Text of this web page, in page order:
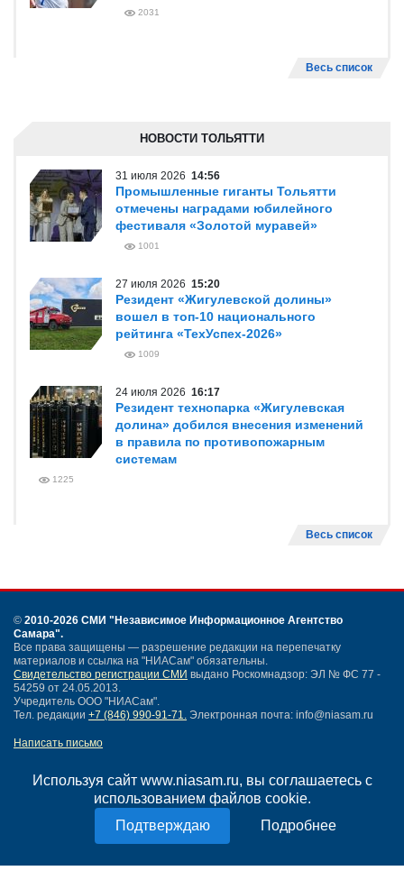
Используя сайт www.niasam.ru, вы соглашаетесь с
использованием файлов cookie.
Подробнее
2031
Весь список
НОВОСТИ ТОЛЬЯТТИ
31 июля 2026 14:56
Промышленные гиганты Тольятти
отмечены наградами юбилейного
фестиваля «Золотой муравей»
1001
27 июля 2026 15:20
Резидент «Жигулевской долины»
вошел в топ-10 национального
рейтинга «ТехУспех-2026»
1009
24 июля 2026 16:17
Резидент технопарка «Жигулевская
долина» добился внесения изменений
в правила по противопожарным
системам
1225
Весь список
© 2010-2026 СМИ "Независимое Информационное Агентство
Самара".
Все права защищены — разрешение редакции на перепечатку
материалов и ссылка на "НИАСам" обязательны.
Свидетельство регистрации СМИ выдано Роскомнадзор: ЭЛ № ФС 77 -
54259 от 24.05.2013.
Учредитель ООО "НИАСам".
Тел. редакции +7 (846) 990-91-71. Электронная почта: info@niasam.ru
Написать письмо
Нашли ошибку?
Политика конфиденциальности